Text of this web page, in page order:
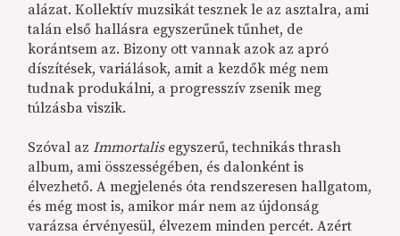
alázat. Kollektív muzsikát tesznek le az asztalra, ami
talán első hallásra egyszerűnek tűnhet, de
korántsem az. Bizony ott vannak azok az apró
díszítések, variálások, amit a kezdők még nem
tudnak produkálni, a progresszív zsenik meg
túlzásba viszik.
Szóval azImmortalisegyszerű, technikás thrash
album, ami összességében, és dalonként is
élvezhető. A megjelenés óta rendszeresen hallgatom,
és még most is, amikor már nem az újdonság
varázsa érvényesül, élvezem minden percét. Azért